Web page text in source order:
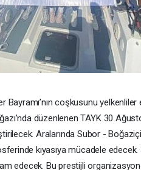
coşkusunu
düzenlenen TAYK 30
Aralarında Subor - Boğaziçi
kıyasıya mücadele
edecek. Bu prestijli